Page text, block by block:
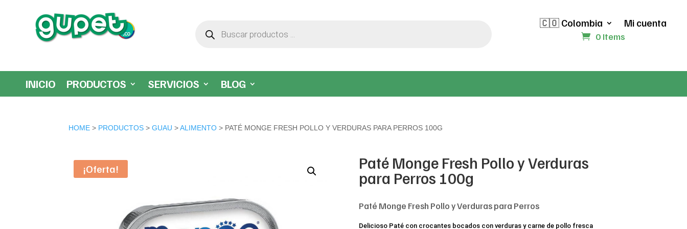
productos
🇨🇴 Colombia Mi cuenta
0 Items
INICIO PRODUCTOS SERVICIOS BLOG
HOME > PRODUCTOS >GUAU >ALIMENTO > PATÉ MONGE FRESH POLLO Y VERDURAS PARA PERROS 100G
¡Oferta! Paté Monge Fresh Pollo y Verduras
para Perros 100g
Paté Monge Fresh Pollo y Verduras para Perros
Delicioso Paté con crocantes bocados con verduras y carne de pollo fresca